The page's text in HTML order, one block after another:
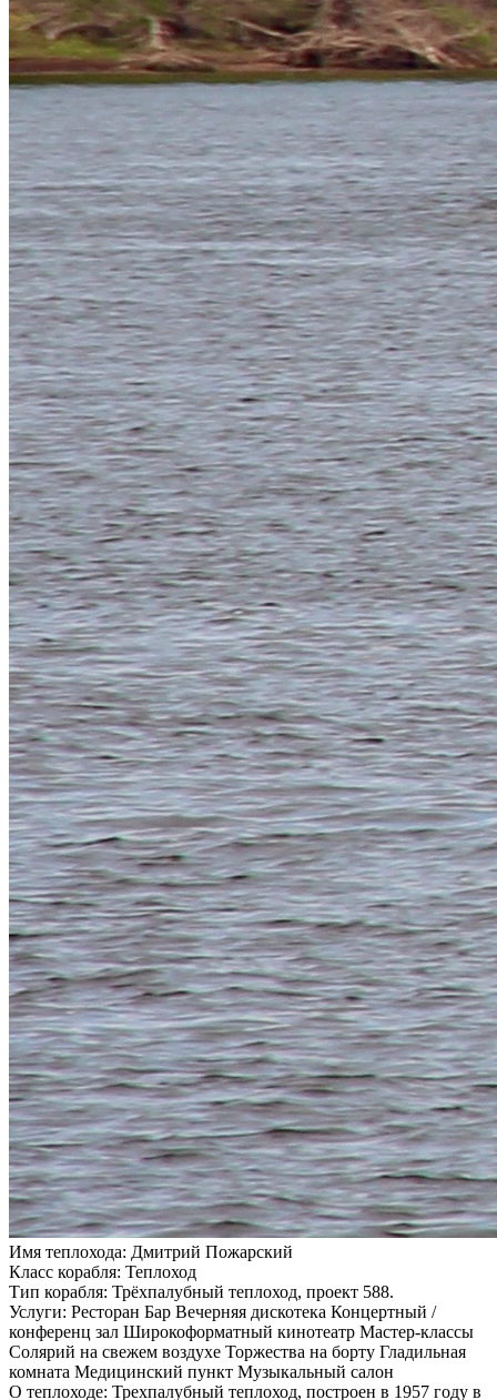
Имя теплохода: Дмитрий Пожарский
Класс корабля: Теплоход
Тип корабля: Трёхпалубный теплоход, проект 588.
Услуги: Ресторан Бар Вечерняя дискотека Концертный /
конференц зал Широкоформатный кинотеатр Мастер-классы
Солярий на свежем воздухе Торжества на борту Гладильная
комната Медицинский пункт Музыкальный салон
О теплоходе: Трехпалубный теплоход, построен в 1957 году в